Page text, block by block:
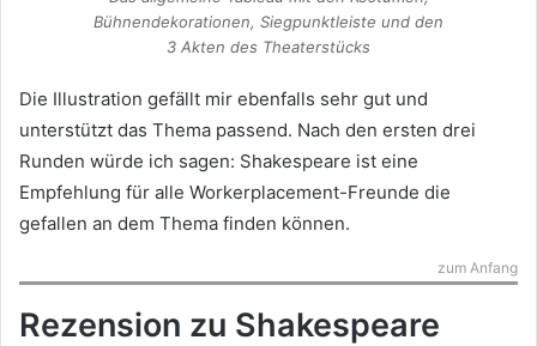
Bühnendekorationen, Siegpunktleiste und den
3 Akten des Theaterstücks
Die Illustration gefällt mir ebenfalls sehr gut und
unterstützt das Thema passend. Nach den ersten drei
Runden würde ich sagen: Shakespeare ist eine
Empfehlung für alle Workerplacement-Freunde die
gefallen an dem Thema finden können.
zum Anfang
Rezension zu Shakespeare